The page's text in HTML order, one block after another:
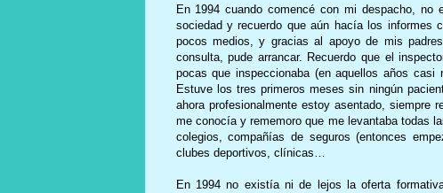
En 1994 cuando comencé con mi despacho,
sociedad y recuerdo que aún hacía los informes
pocos medios, y gracias al apoyo de mis
consulta, pude arrancar. Recuerdo que el
pocas que inspeccionaba (en aquellos años
Estuve los tres primeros meses sin ningún
ahora profesionalmente estoy asentado, siempre
me conocía y rememoro que me levantaba todas
colegios, compañías de seguros (entonces
clubes deportivos, clínicas…
En 1994 no existía ni de lejos la oferta